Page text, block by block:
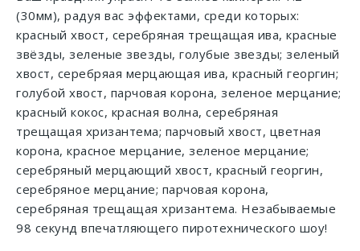
(30мм), радуя вас эффектами, среди которых:
красный хвост, серебряная трещащая ива, красные
звёзды, зеленые звезды, голубые звезды; зеленый
хвост, серебряая мерцающая ива, красный георгин;
голубой хвост, парчовая корона, зеленое мерцание;
красный кокос, красная волна, серебряная
трещащая хризантема; парчовый хвост, цветная
корона, красное мерцание, зеленое мерцание;
серебряный мерцающий хвост, красный георгин,
серебряное мерцание; парчовая корона,
серебряная трещащая хризантема. Незабываемые
98 секунд впечатляющего пиротехнического шоу!